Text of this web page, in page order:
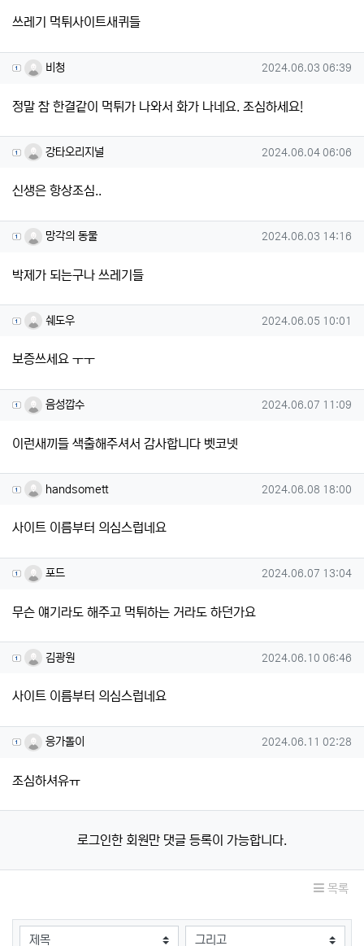
쓰레기 먹튀사이트새퀴들
비청님의 댓글
비청 작성일
2024.06.03 06:39
정말 참 한결같이 먹튀가 나와서 화가 나네요. 조심하세요!
강타오리지널님의 댓글
강타오리지널 작성일
2024.06.04 06:06
신생은 항상조심..
망각의 동물님의 댓글
망각의 동물 작성일
2024.06.03 14:16
박제가 되는구나 쓰레기들
쉐도우님의 댓글
쉐도우 작성일
2024.06.05 10:01
보증쓰세요 ㅜㅜ
음성깝수님의 댓글
음성깝수 작성일
2024.06.07 11:09
이런새끼들 색출해주셔서 감사합니다 벳코넷
handsomett님의 댓글
handsomett 작성일
2024.06.08 18:00
사이트 이름부터 의심스럽네요
포드님의 댓글
포드 작성일
2024.06.07 13:04
무슨 얘기라도 해주고 먹튀하는 거라도 하던가요
김광원님의 댓글
김광원 작성일
2024.06.10 06:46
사이트 이름부터 의심스럽네요
응가돌이님의 댓글
응가돌이 작성일
2024.06.11 02:28
조심하셔유ㅠ
로그인한 회원만 댓글 등록이 가능합니다.
목록
검색대상